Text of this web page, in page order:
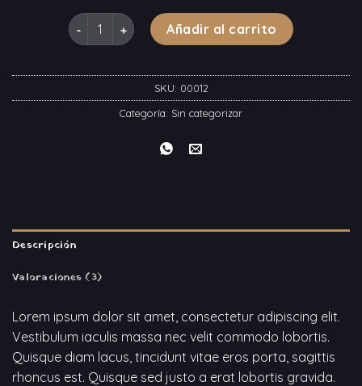
Wicked SS O-Neck Selected Homme cantidad
Añadir al carrito
SKU: 00012
Categoría: Sin categorizar
Descripción
Valoraciones (3)
Lorem ipsum dolor sit amet, consectetur adipiscing elit.
Vestibulum iaculis massa nec velit commodo lobortis.
Quisque diam lacus, tincidunt vitae eros porta, sagittis
rhoncus est. Quisque sed justo a erat lobortis gravida.